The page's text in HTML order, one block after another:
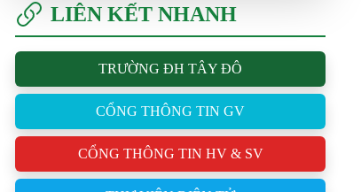
LIÊN KẾT NHANH
TRƯỜNG ĐH TÂY ĐÔ
CỔNG THÔNG TIN GV
CỔNG THÔNG TIN HV & SV